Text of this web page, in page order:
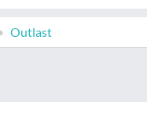
Outlast